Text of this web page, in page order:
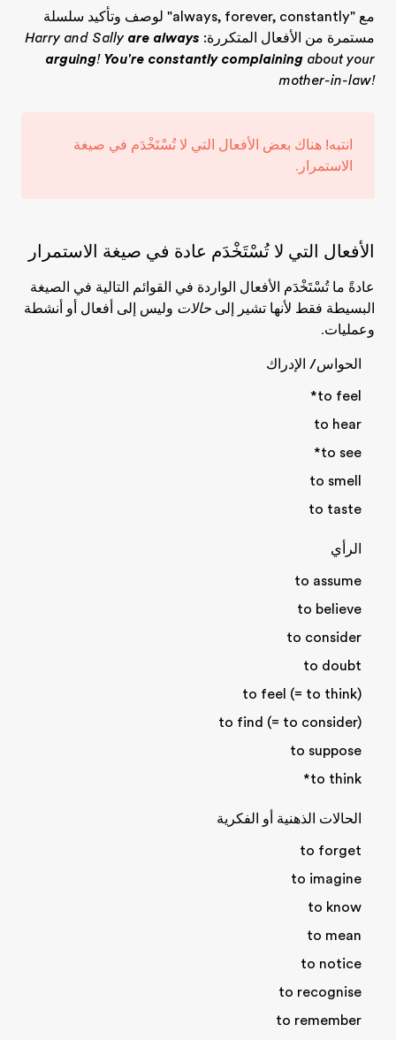
مع "always, forever, constantly" لوصف وتأكيد سلسلة
مستمرة من الأفعال المتكررة:
Harry and Sally are always
arguing! You're constantly complaining about your
mother-in-law!
انتبه! هناك بعض الأفعال التي لا تُسْتَخْدَم في صيغة
الاستمرار.
الأفعال التي لا تُسْتَخْدَم عادة في صيغة الاستمرار
عادةً ما تُسْتَخْدَم الأفعال الواردة في القوائم التالية في الصيغة
البسيطة فقط لأنها تشير إلى حالات وليس إلى أفعال أو أنشطة
وعمليات.
الحواس/ الإدراك
to feel*
to hear
to see*
to smell
to taste
الرأي
to assume
to believe
to consider
to doubt
to feel (= to think)
to find (= to consider)
to suppose
to think*
الحالات الذهنية أو الفكرية
to forget
to imagine
to know
to mean
to notice
to recognise
to remember